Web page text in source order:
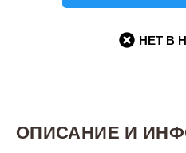
НЕТ В
ОПИСАНИЕ И